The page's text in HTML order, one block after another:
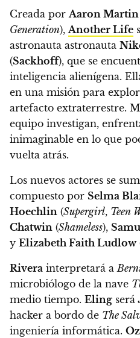
Creada porAaron Martin
Generation),Another Life
astronauta astronauta
(Sackhoff), que se
inteligencia alienígena.
en una misión para
artefacto extraterrestre.
equipo investigan,
inimaginable en lo que
vuelta atrás.
Los nuevos actores se
compuesto por Selma
Hoechlin (Supergirl, Teen
Chatwin (Shameless),
y Elizabeth Faith Ludlow
Rivera interpretará a
microbiólogo de la nave
medio tiempo. Eling será
hacker a bordo de The
ingeniería informática.